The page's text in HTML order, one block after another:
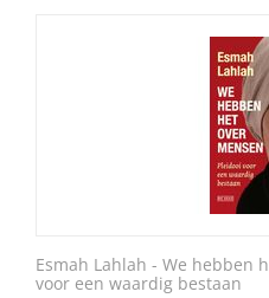
Esmah Lahlah - We hebben
voor een waardig bestaan